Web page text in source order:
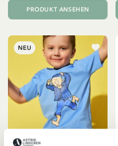
PRODUKT ANSEHEN
NEU